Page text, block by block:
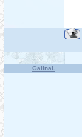
GalinaL